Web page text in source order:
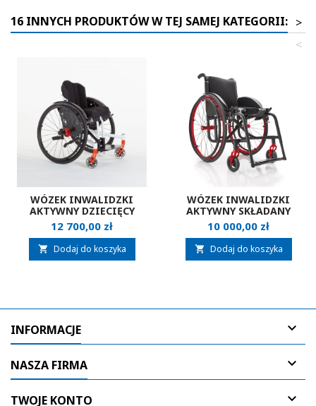
16 INNYCH PRODUKTÓW W TEJ SAMEJ KATEGORII: >
<
WÓZEK INWALIDZKI
AKTYWNY DZIECIĘCY
HOGGI CLEO
Cena
12 700,00 zł
 Dodaj do koszyka
WÓZEK INWALIDZKI
AKTYWNY SKŁADANY
PROGEO EXELLE
Cena
10 000,00 zł
 Dodaj do koszyka
INFORMACJE 
NASZA FIRMA 
TWOJE KONTO 